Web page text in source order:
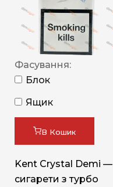
Фасування:
Блок
Ящик
В Кошик
Kent Crystal Demi —
сигарети з турбо